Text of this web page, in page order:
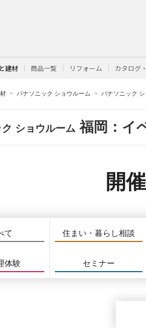
建材 商品一覧 リフォーム カタログ
パナソニック ショウルーム パナソニック
ショウルーム 福岡：イ
開
て 住まい・暮らし相談
体験 セミナー